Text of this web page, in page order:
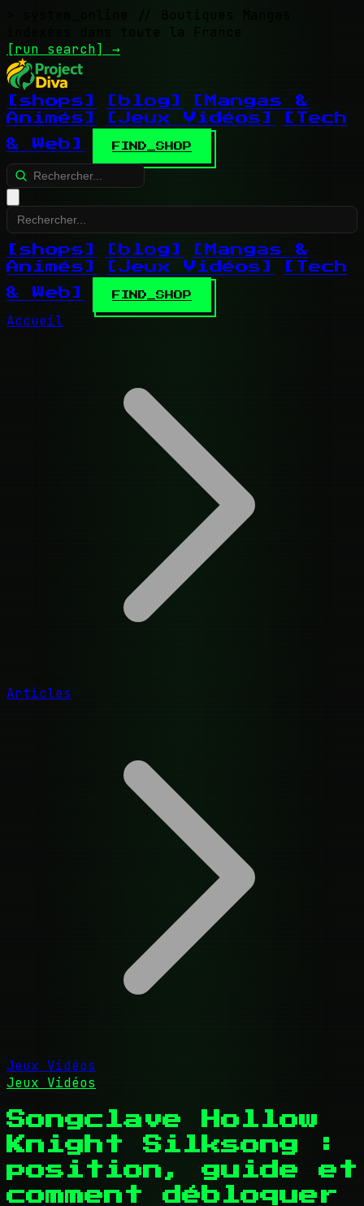
// Boutiques Mangas
indexées dans toute la France
[run search] →
[shops] [blog]
[Mangas &
Animés]
[Jeux Vidéos]
[Tech
& Web]
FIND_SHOP
[shops] [blog]
[Mangas &
Animés]
[Jeux Vidéos]
[Tech
& Web]
FIND_SHOP
Accueil
Articles
Jeux Vidéos
Jeux Vidéos
Songclave Hollow
Knight Silksong :
position, guide et
comment débloquer